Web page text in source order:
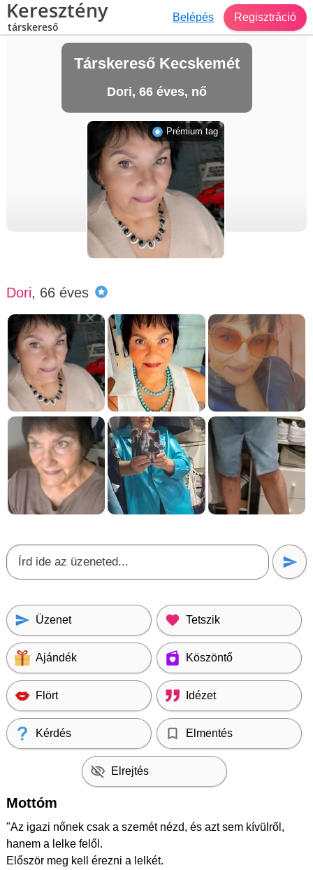
Keresztény
társkereső
Belépés Regisztráció
Társkereső Kecskemét
Dori, 66 éves, nő
Dori, 66 éves
Üzenet Tetszik
Ajándék Köszöntő
Flört Idézet
Kérdés Elmentés
Elrejtés
Mottóm
"Az igazi nőnek csak a szemét nézd, és azt sem kívülről,
hanem a lelke felől.
Először meg kell érezni a lelkét.
Prémium tag